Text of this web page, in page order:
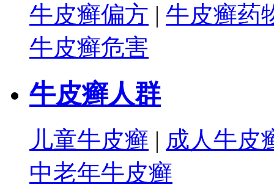
牛皮癣偏方 | 牛皮癣药
牛皮癣危害
牛皮癣人群
儿童牛皮癣 | 成人牛皮
中老年牛皮癣